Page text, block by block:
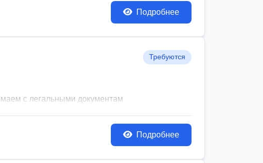
Подробнее
Требуются
с легальными документам
Подробнее